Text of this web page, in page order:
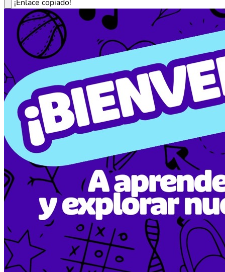
¡Enlace copiado!